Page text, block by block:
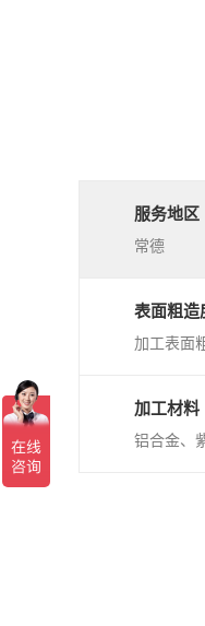
服务地区
常德
表面粗造
加工表面
加工材料
铝合金、